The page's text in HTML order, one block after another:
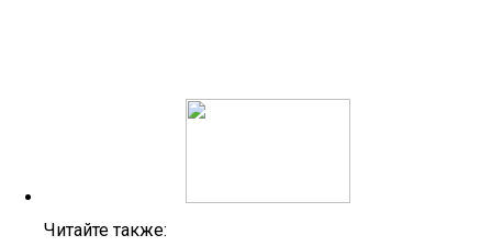
Читайте также: